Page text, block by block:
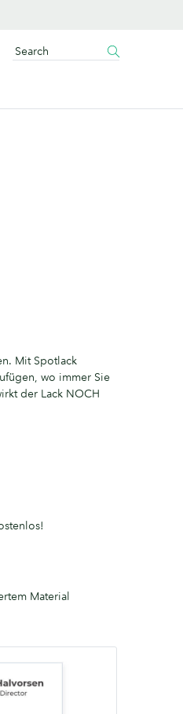
Mit Spotlack
wo immer Sie
der Lack NOCH
Material